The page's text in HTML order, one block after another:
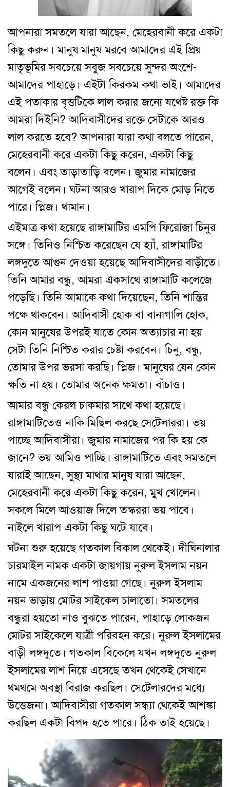
আপনারা সমতলে যারা আছেন, মেহেরবানী করে একটা
কিছু করুন। মানুষ মানুষ মরবে আমাদের এই প্রিয়
মাতৃভূমির সবচেয়ে সবুজ সবচেয়ে সুন্দর অংশে-
আমাদের পাহাড়ে। এইটা কিরকম কথা ভাই। আমাদের
এই পতাকার বৃত্তটিকে লাল করার জন্যে যথেষ্ট রক্ত কি
আমরা দিইনি? আদিবাসীদের রক্তে সেটাকে আরও
লাল করতে হবে? আপনারা যারা কথা বলতে পারেন,
মেহেরবানী করে একটা কিছু করেন, একটা কিছু
বলেন। এবং তাড়াতাড়ি বলেন। জুমার নামাজের
আগেই বলেন। ঘটনা আরও খারাপ দিকে মোড় নিতে
পারে। প্লিজ। থামান।
এইমাত্র কথা হয়েছে রাঙ্গামাটির এমপি ফিরোজা চিনুর
সঙ্গে। তিনিও নিশ্চিত করেছেন যে হ্যাঁ, রাঙ্গামাটির
লঙ্গদুতে আগুন দেওয়া হয়েছে আদিবাসীদের বাড়ীতে।
তিনি আমার বন্ধু, আমরা একসাথে রাঙ্গামাটি কলেজে
পড়েছি। তিনি আমাকে কথা দিয়েছেন, তিনি শান্তির
পক্ষে থাকবেন। আদিবাসী হোক বা বানাগালি হোক,
কোন মানুষের উপরই যাতে কোন অত্যাচার না হয়
সেটা তিনি নিশ্চিত করার চেষ্টা করবেন। চিনু, বন্ধু,
তোমার উপর ভরসা করছি। প্লিজ। মানুষের যেন কোন
ক্ষতি না হয়। তোমার অনেক ক্ষমতা। বাঁচাও।
আমার বন্ধু কেরল চাকমার সাথে কথা হয়েছে।
রাঙ্গামাটিতেও নাকি মিছিল করছে সেটেলাররা। ভয়
পাচ্ছে আদিবাসীরা। জুমার নামাজের পর কি হয় কে
জানে? ভয় আমিও পাচ্ছি। রাঙ্গামাটিতে এবং সমতলে
যারাই আছেন, সুস্থ্য মাথার মানুষ যারা আছেন,
মেহেরবানী করে একটা কিছু করেন, মুখ খোলেন।
সকলে মিলে আওয়াজ দিলে তস্কররা ভয় পাবে।
নাইলে খারাপ একটা কিছু ঘটে যাবে।
ঘটনা শুরু হয়েছে গতকাল বিকাল থেকেই। দীঘিনালার
চারমাইল নামক একটা জায়গায় নুরুল ইসলাম নয়ন
নামে একজনের লাশ পাওয়া গেছে। নুরুল ইসলাম
নয়ন ভাড়ায় মোটর সাইকেল চালাতো। সমতলের
বন্ধুরা হয়তো নাও বুঝতে পারেন, পাহাড়ে লোকজন
মোটর সাইকেলে যাত্রী পরিবহন করে। নুরুল ইসলামের
বাড়ী লঙ্গদুতে। গতকাল বিকেলে যখন লঙ্গদুতে নুরুল
ইসলামের লাশ নিয়ে এসেছে তখন থেকেই সেখানে
থমথমে অবস্থা বিরাজ করছিল। সেটেলারদের মধ্যে
উত্তেজনা। আদিবাসীরা গতকাল সন্ধ্যা থেকেই আশঙ্কা
করছিল একটা বিপদ হতে পারে। ঠিক তাই হয়েছে।